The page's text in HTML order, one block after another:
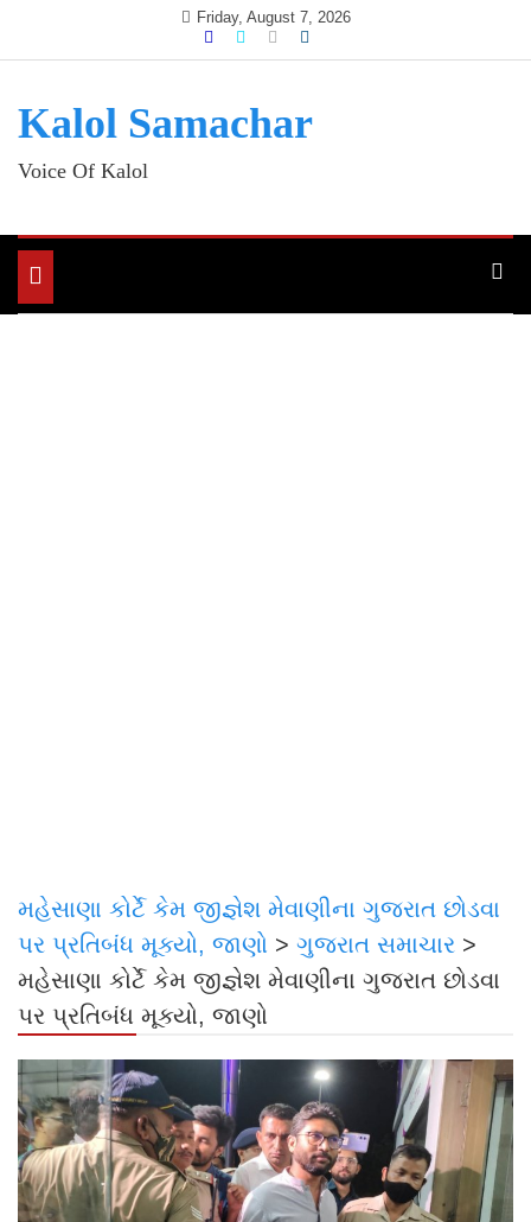
Friday, August 7, 2026
Kalol Samachar
Voice Of Kalol
Toggle
navigation
મહેસાણા કોર્ટે કેમ જીજ્ઞેશ મેવાણીના ગુજરાત છોડવા
પર પ્રતિબંધ મૂક્યો, જાણો > ગુજરાત સમાચાર >
મહેસાણા કોર્ટે કેમ જીજ્ઞેશ મેવાણીના ગુજરાત છોડવા
પર પ્રતિબંધ મૂક્યો, જાણો